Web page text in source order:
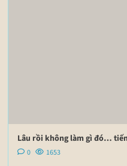
Lâu rồi không làm gì đó…
0 1653